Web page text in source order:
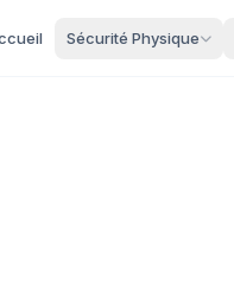
Sécurité Physique